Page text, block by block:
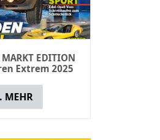
EDITION
Extrem 2025
MEHR